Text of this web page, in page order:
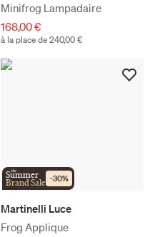
Minifrog Lampadaire
168,00 €
à la place de 240,00 €
the
Summer
Brand Sale -30%
Martinelli Luce
Frog Applique